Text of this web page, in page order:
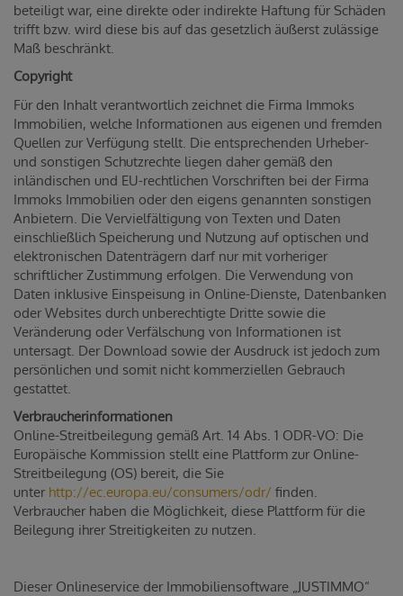
beteiligt war, eine direkte oder indirekte Haftung für Schäden
trifft bzw. wird diese bis auf das gesetzlich äußerst zulässige
Maß beschränkt.
Copyright
Für den Inhalt verantwortlich zeichnet die Firma Immoks
Immobilien, welche Informationen aus eigenen und fremden
Quellen zur Verfügung stellt. Die entsprechenden Urheber-
und sonstigen Schutzrechte liegen daher gemäß den
inländischen und EU-rechtlichen Vorschriften bei der Firma
Immoks Immobilien oder den eigens genannten sonstigen
Anbietern. Die Vervielfältigung von Texten und Daten
einschließlich Speicherung und Nutzung auf optischen und
elektronischen Datenträgern darf nur mit vorheriger
schriftlicher Zustimmung erfolgen. Die Verwendung von
Daten inklusive Einspeisung in Online-Dienste, Datenbanken
oder Websites durch unberechtigte Dritte sowie die
Veränderung oder Verfälschung von Informationen ist
untersagt. Der Download sowie der Ausdruck ist jedoch zum
persönlichen und somit nicht kommerziellen Gebrauch
gestattet.
Verbraucherinformationen
Online-Streitbeilegung gemäß Art. 14 Abs. 1 ODR-VO: Die
Europäische Kommission stellt eine Plattform zur Online-
Streitbeilegung (OS) bereit, die Sie
unter http://ec.europa.eu/consumers/odr/ finden.
Verbraucher haben die Möglichkeit, diese Plattform für die
Beilegung ihrer Streitigkeiten zu nutzen.
Dieser Onlineservice der Immobiliensoftware „JUSTIMMO“